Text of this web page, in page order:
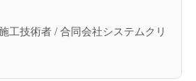
工技術者 / 合同会社システムクリ